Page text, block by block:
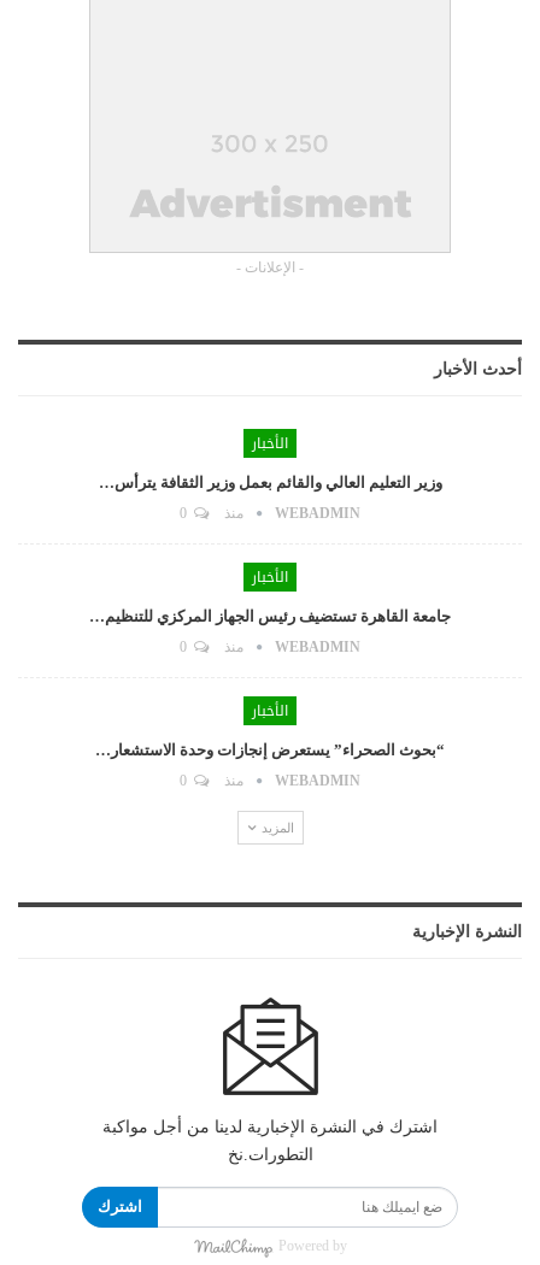
- الإعلانات -
أحدث الأخبار
الأخبار
وزير التعليم العالي والقائم بعمل وزير الثقافة يترأس…
WEBADMIN منذ
الأخبار
جامعة القاهرة تستضيف رئيس الجهاز المركزي للتنظيم…
WEBADMIN منذ
الأخبار
“بحوث الصحراء” يستعرض إنجازات وحدة الاستشعار…
WEBADMIN منذ
المزيد
النشرة الإخبارية
اشترك في النشرة الإخبارية لدينا من أجل مواكبة
التطورات.نخ
اشترك
Powered by